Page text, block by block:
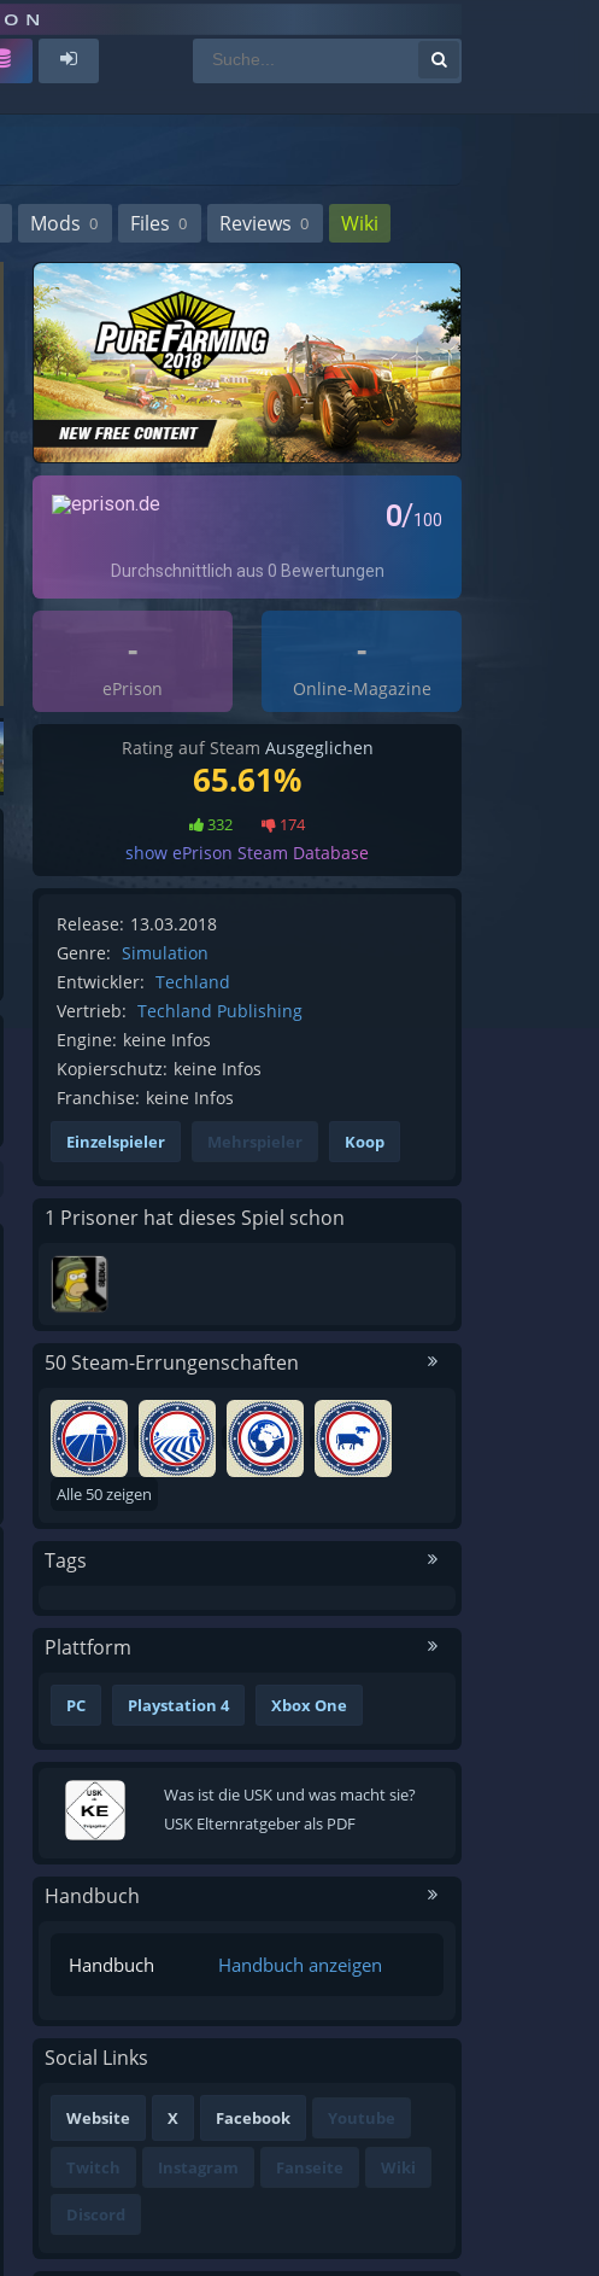
Mods 0 Files 0 Reviews 0 Wiki
-
ePrison
-
Online-Magazine
Rating auf Steam Ausgeglichen
65.61%
332 174
show ePrison Steam Database
Release: 13.03.2018
Genre: Simulation
Entwickler: Techland
Vertrieb: Techland Publishing
Engine: keine Infos
Kopierschutz: keine Infos
Franchise: keine Infos
Einzelspieler Mehrspieler Koop
1 Prisoner hat dieses Spiel schon
50 Steam-Errungenschaften
Alle 50 zeigen
Tags
Plattform
PC Playstation 4 Xbox One
Was ist die USK und was macht sie?
USK Elternratgeber als PDF
Handbuch
Handbuch Handbuch anzeigen
Social Links
Website X Facebook Youtube
Twitch Instagram Fanseite Wiki
Discord